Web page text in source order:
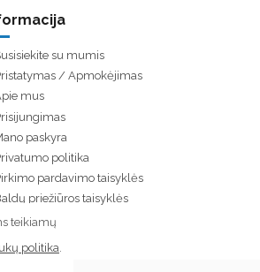
su mumis
/ Apmokėjimas
mus
paskyra
politika
pardavimo taisyklės
priežiūros taisyklės
teikiamų
politika